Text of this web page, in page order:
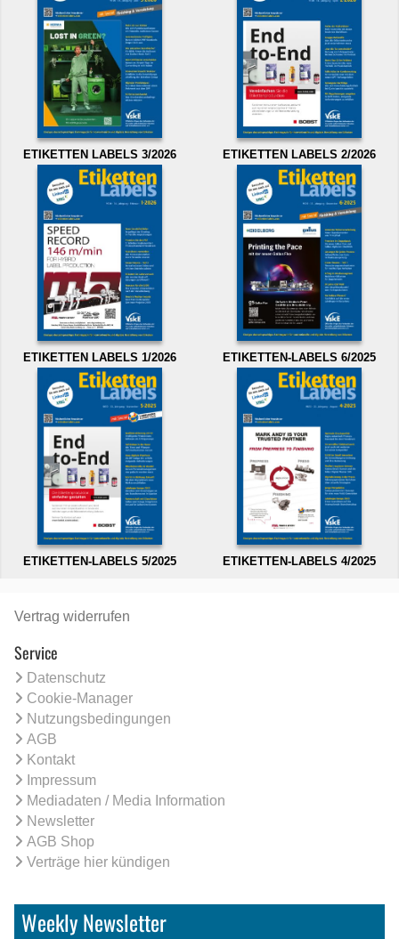
ETIKETTEN LABELS 3/2026 ETIKETTEN LABELS 2/2026
ETIKETTEN LABELS 1/2026 ETIKETTEN-LABELS 6/2025
ETIKETTEN-LABELS 5/2025 ETIKETTEN-LABELS 4/2025
Vertrag widerrufen
Service
Datenschutz
Cookie-Manager
Nutzungsbedingungen
AGB
Kontakt
Impressum
Mediadaten / Media Information
Newsletter
AGB Shop
Verträge hier kündigen
Weekly Newsletter